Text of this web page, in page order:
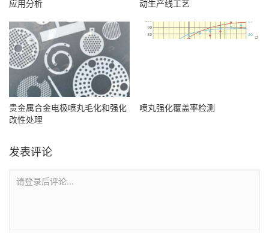
应用分析
动生产线工艺
贵金属合金电极喷丸毛化和强化
改性处理
喷丸强化覆盖率检测
发表评论
请登录后评论...